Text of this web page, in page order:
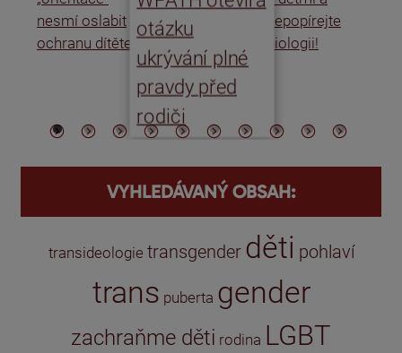
nesmí oslabit
ochranu dítěte
otázku
ukrývání plné
pravdy před
rodiči
nepopírejte
biologii!
VYHLEDÁVANÝ OBSAH:
transideologie transgender děti pohlaví
trans puberta gender
zachraňme děti rodina LGBT